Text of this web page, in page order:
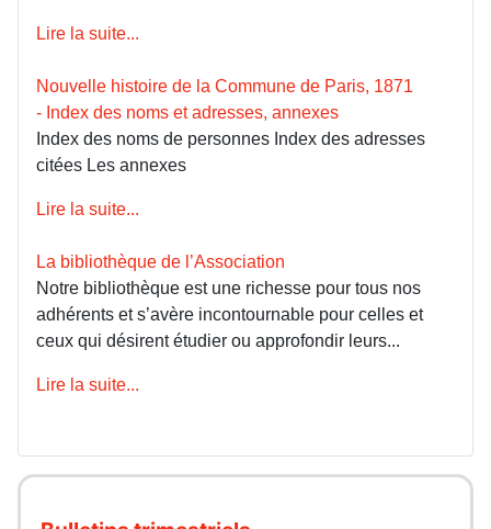
Lire la suite...
Nouvelle histoire de la Commune de Paris, 1871
- Index des noms et adresses, annexes
Index des noms de personnes Index des adresses
citées Les annexes
Lire la suite...
La bibliothèque de l’Association
Notre bibliothèque est une richesse pour tous nos
adhérents et s’avère incontournable pour celles et
ceux qui désirent étudier ou approfondir leurs...
Lire la suite...